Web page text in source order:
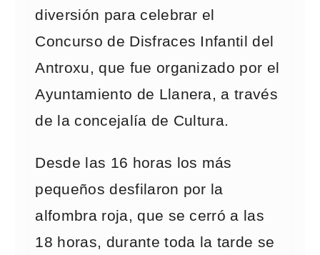
diversión para celebrar el
Concurso de Disfraces Infantil del
Antroxu, que fue organizado por el
Ayuntamiento de Llanera, a través
de la concejalía de Cultura.
Desde las 16 horas los más
pequeños desfilaron por la
alfombra roja, que se cerró a las
18 horas, durante toda la tarde se